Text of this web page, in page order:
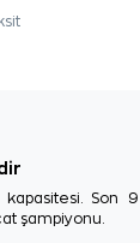
Son 9
şampiyonu.